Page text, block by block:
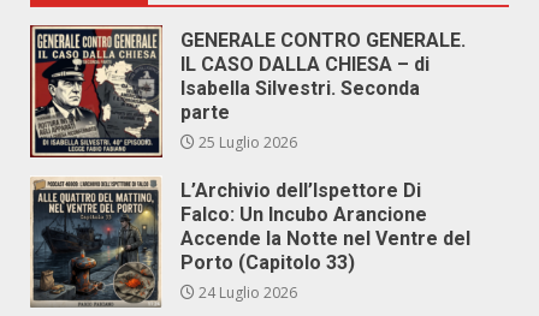
GENERALE CONTRO GENERALE.
IL CASO DALLA CHIESA – di
Isabella Silvestri. Seconda
parte
25 Luglio 2026
L’Archivio dell’Ispettore Di
Falco: Un Incubo Arancione
Accende la Notte nel Ventre del
Porto (Capitolo 33)
24 Luglio 2026